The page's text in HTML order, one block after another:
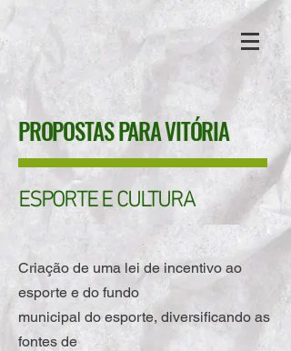
PROPOSTAS PARA VITÓRIA
ESPORTE E CULTURA
Criação de uma lei de incentivo ao
esporte e do fundo
municipal do esporte, diversificando as
fontes de